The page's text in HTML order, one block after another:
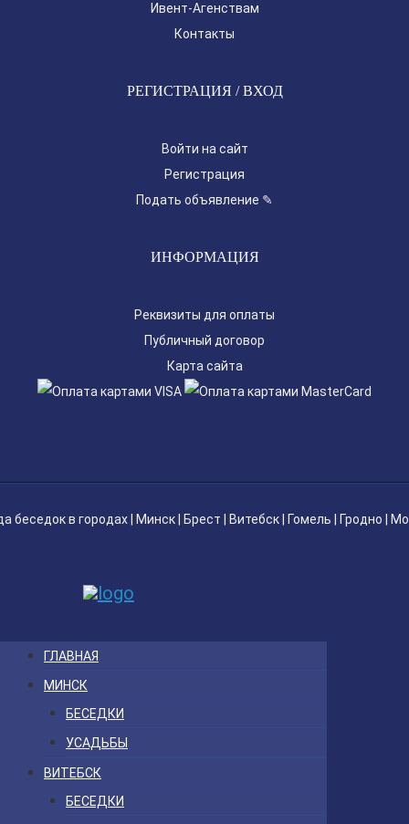
Ивент-Агенствам
Контакты
РЕГИСТРАЦИЯ / ВХОД
Войти на сайт
Регистрация
Подать объявление ✎
ИНФОРМАЦИЯ
Реквизиты для оплаты
Публичный договор
Карта сайта
беседокв городах | Минск| Брест Витебск| Гомель Гродно
ГЛАВНАЯ
МИНСК
БЕСЕДКИ
УСАДЬБЫ
ВИТЕБСК
БЕСЕДКИ